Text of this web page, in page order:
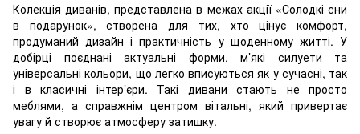
Колекція диванів, представлена в межах акції «Солодкі сни
в подарунок», створена для тих, хто цінує комфорт,
продуманий дизайн і практичність у щоденному житті. У
добірці поєднані актуальні форми, м’які силуети та
універсальні кольори, що легко вписуються як у сучасні, так
і в класичні інтер’єри. Такі дивани стають не просто
меблями, а справжнім центром вітальні, який привертає
увагу й створює атмосферу затишку.